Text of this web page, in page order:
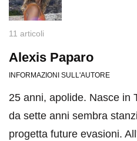
11 articoli
Alexis Paparo
INFORMAZIONI SULL'AUTORE
25 anni, apolide. Nasce in
da sette anni sembra
progetta future evasioni.